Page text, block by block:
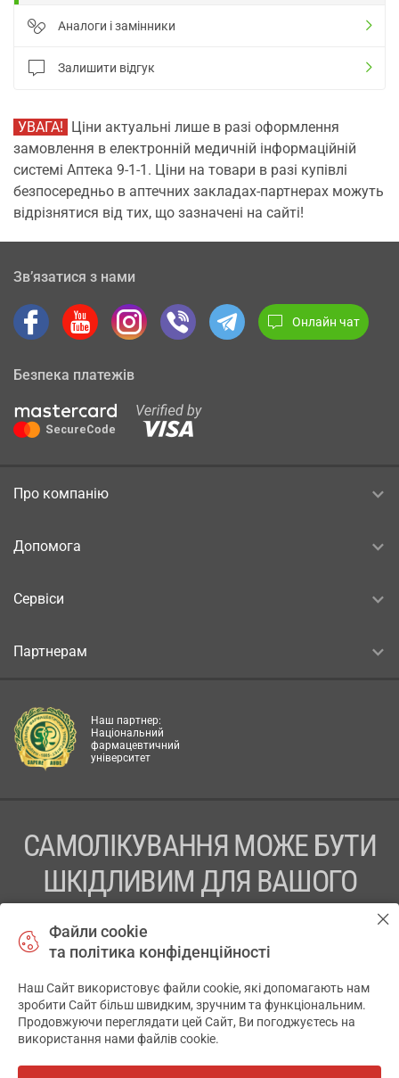
Аналоги і замінники
Залишити відгук
УВАГА! Ціни актуальні лише в разі оформлення
замовлення в електронній медичній інформаційній
системі Аптека 9-1-1. Ціни на товари в разі купівлі
безпосередньо в аптечних закладах-партнерах можуть
відрізнятися від тих, що зазначені на сайті!
Зв’язатися з нами
Онлайн чат
Безпека платежів
Про компанію
Допомога
Сервіси
Партнерам
Наш партнер:
Національний
фармацевтичний
університет
САМОЛІКУВАННЯ МОЖЕ БУТИ
ШКІДЛИВИМ ДЛЯ ВАШОГО
ПЕРЕД ЗАСТОСУВАННЯМ ПРЕПАРАТУ ПРОКОНСУЛЬТУЙТЕСЬ
ТОВ «АПТЕКА 911.ЮА» Код ЄДРПОУ 43631965.
Відмова від відповідальності
Файли cookie
та політика конфіденційності
Наш Сайт використовує файли cookie, які допомагають нам
зробити Сайт більш швидким, зручним та функціональним.
Продовжуючи переглядати цей Сайт, Ви погоджуєтесь на
використання нами файлів cookie.
✕